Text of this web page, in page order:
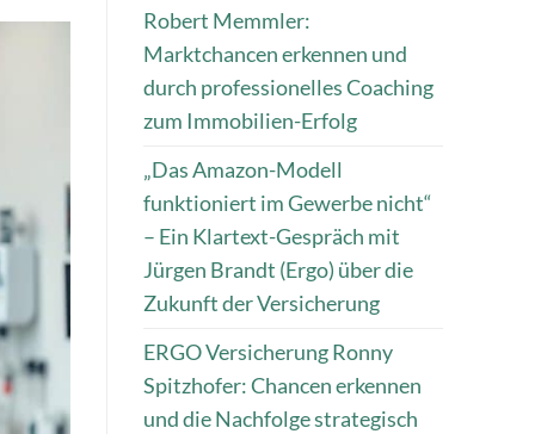
Robert Memmler:
Marktchancen erkennen und
durch professionelles Coaching
zum Immobilien-Erfolg
„Das Amazon-Modell
funktioniert im Gewerbe nicht“
– Ein Klartext-Gespräch mit
Jürgen Brandt (Ergo) über die
Zukunft der Versicherung
ERGO Versicherung Ronny
Spitzhofer: Chancen erkennen
und die Nachfolge strategisch